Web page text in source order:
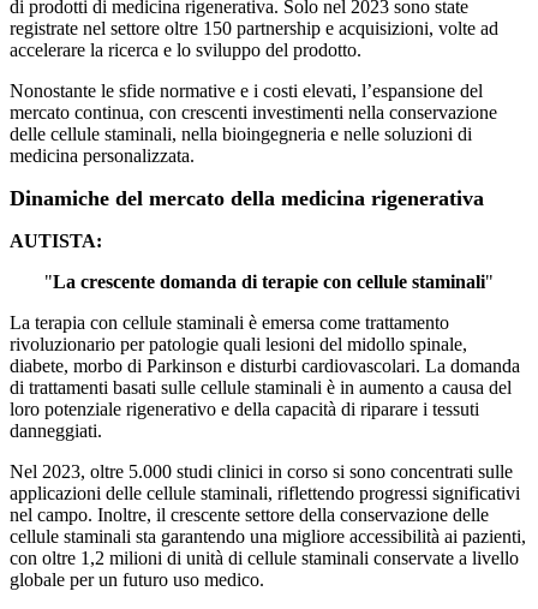
di prodotti di medicina rigenerativa. Solo nel 2023 sono state
registrate nel settore oltre 150 partnership e acquisizioni, volte ad
accelerare la ricerca e lo sviluppo del prodotto.
Nonostante le sfide normative e i costi elevati, l’espansione del
mercato continua, con crescenti investimenti nella conservazione
delle cellule staminali, nella bioingegneria e nelle soluzioni di
medicina personalizzata.
Dinamiche del mercato della medicina rigenerativa
AUTISTA:
"La crescente domanda di terapie con cellule staminali"
La terapia con cellule staminali è emersa come trattamento
rivoluzionario per patologie quali lesioni del midollo spinale,
diabete, morbo di Parkinson e disturbi cardiovascolari. La domanda
di trattamenti basati sulle cellule staminali è in aumento a causa del
loro potenziale rigenerativo e della capacità di riparare i tessuti
danneggiati.
Nel 2023, oltre 5.000 studi clinici in corso si sono concentrati sulle
applicazioni delle cellule staminali, riflettendo progressi significativi
nel campo. Inoltre, il crescente settore della conservazione delle
cellule staminali sta garantendo una migliore accessibilità ai pazienti,
con oltre 1,2 milioni di unità di cellule staminali conservate a livello
globale per un futuro uso medico.